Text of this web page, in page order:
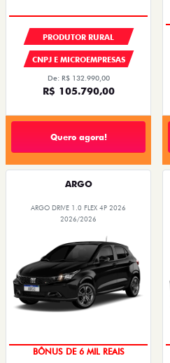
PRODUTOR RURAL
CNPJ E MICROEMPRESAS
De: R$ 132.990,00
R$ 105.790,00
Quero agora!
ARGO
ARGO DRIVE 1.0 FLEX 4P 2026
2026/2026
TAXA ZERO